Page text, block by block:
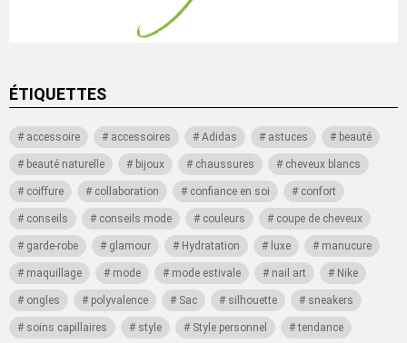
ÉTIQUETTES
accessoire accessoires Adidas astuces beauté
beauté naturelle bijoux chaussures cheveux blancs
coiffure collaboration confiance en soi confort
conseils conseils mode couleurs coupe de cheveux
garde-robe glamour Hydratation luxe manucure
maquillage mode mode estivale nail art Nike
ongles polyvalence Sac silhouette sneakers
soins capillaires style Style personnel tendance